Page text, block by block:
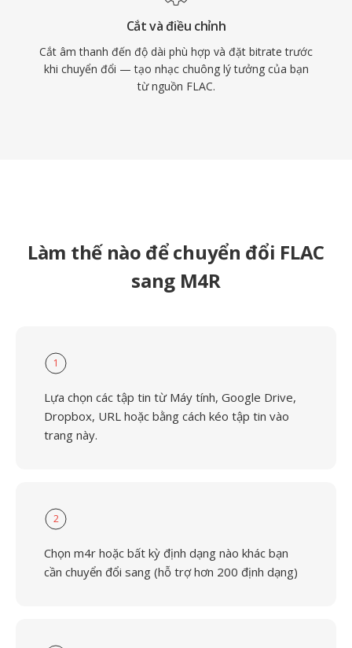
Cắt và điều chỉnh
Cắt âm thanh đến độ dài phù hợp và đặt bitrate trước
khi chuyển đổi — tạo nhạc chuông lý tưởng của bạn
từ nguồn FLAC.
Làm thế nào để chuyển đổi FLAC
sang M4R
1
Lựa chọn các tập tin từ Máy tính, Google Drive,
Dropbox, URL hoặc bằng cách kéo tập tin vào
trang này.
2
Chọn m4r hoặc bất kỳ định dạng nào khác bạn
cần chuyển đổi sang (hỗ trợ hơn 200 định dạng)